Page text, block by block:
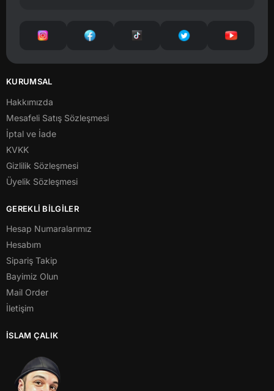
KURUMSAL
Hakkımızda
Mesafeli Satış Sözleşmesi
İptal ve İade
KVKK
Gizlilik Sözleşmesi
Üyelik Sözleşmesi
GEREKLİ BİLGİLER
Hesap Numaralarımız
Hesabım
Sipariş Takip
Bayimiz Olun
Mail Order
İletişim
İSLAM ÇALIK